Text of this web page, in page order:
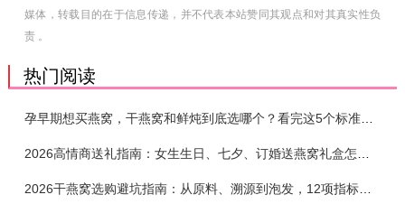
媒体，转载目的在于信息传递，并不代表本站赞同其观点和对其真实性负
责 。
热门阅读
孕早期想买燕窝，干燕窝和鲜炖到底选哪个？看完这5个标准再下单
2026干燕窝选购避坑指南：从原料、溯源到泡发，12项指标判断靠谱燕窝